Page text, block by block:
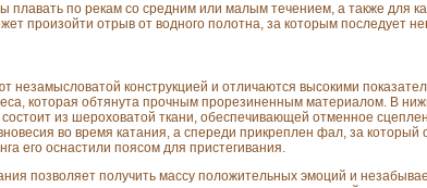
плавать по рекам со средним или малым течением, а также для
произойти отрыв от водного полотна, за которым последует
незамысловатой конструкцией и отличаются высокими
которая обтянута прочным прорезиненным материалом. В
из шероховатой ткани, обеспечивающей отменное
во время катания, а спереди прикреплен фал, за который
его оснастили поясом для пристегивания.
позволяет получить массу положительных эмоций и